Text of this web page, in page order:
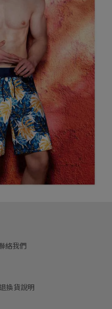
絡我們
退換貨說明